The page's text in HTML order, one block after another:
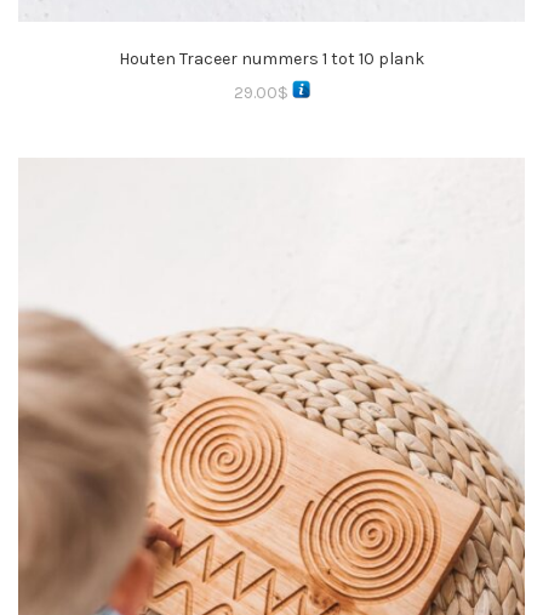
Houten Traceer nummers 1 tot 10 plank
29.00$